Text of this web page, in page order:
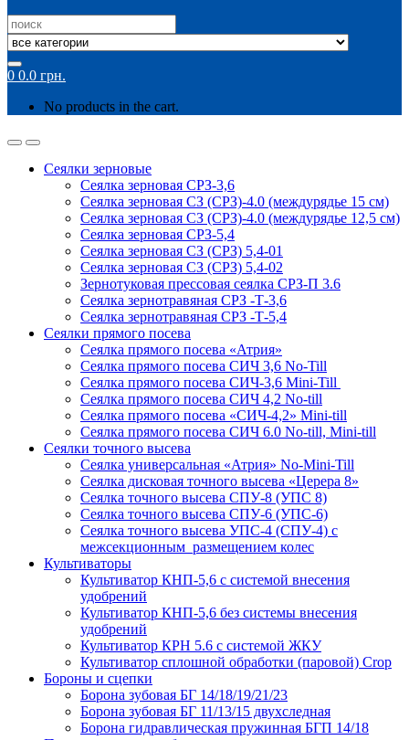
Search
for:
0 0.0 грн.
No products in the cart.
Сеялки зерновые
Сеялка зерновая СРЗ-3,6
Сеялка зерновая СЗ (СРЗ)-4.0 (междурядье 15 см)
Сеялка зерновая СЗ (СРЗ)-4.0 (междурядье 12,5 см)
Сеялка зерновая СРЗ-5,4
Сеялка зерновая СЗ (СРЗ) 5,4-01
Сеялка зерновая СЗ (СРЗ) 5,4-02
Зернотуковая прессовая сеялка СРЗ-П 3.6
Сеялка зернотравяная СРЗ -Т-3,6
Сеялка зернотравяная СРЗ -Т-5,4
Сеялки прямого посева
Сеялка прямого посева «Атрия»
Сеялка прямого посева СИЧ 3,6 No-Till
Сеялка прямого посева СИЧ-3,6 Mini-Till
Сеялка прямого посева СИЧ 4,2 No-till
Сеялка прямого посева «СИЧ-4,2» Mini-till
Сеялка прямого посева СИЧ 6.0 No-till, Mini-till
Сеялки точного высева
Сеялка универсальная «Атрия» No-Mini-Till
Сеялка дисковая точного высева «Церера 8»
Сеялка точного высева СПУ-8 (УПС 8)
Сеялка точного высева СПУ-6 (УПС-6)
Сеялка точного высева УПС-4 (СПУ-4) с
межсекционным размещением колес
Культиваторы
Культиватор КНП-5,6 с системой внесения
удобрений
Культиватор КНП-5,6 без системы внесения
удобрений
Культиватор КРН 5.6 с системой ЖКУ
Культиватор сплошной обработки (паровой) Crop
Бороны и сцепки
Борона зубовая БГ 14/18/19/21/23
Борона зубовая БГ 11/13/15 двухследная
Борона гидравлическая пружинная БГП 14/18